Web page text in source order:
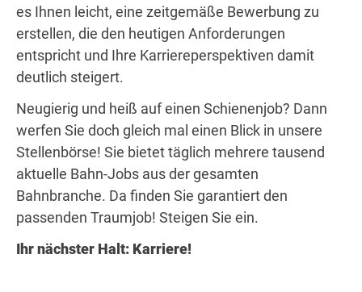
es Ihnen leicht, eine zeitgemäße Bewerbung zu
erstellen, die den heutigen Anforderungen
entspricht und Ihre Karriereperspektiven damit
deutlich steigert.
Neugierig und heiß auf einen Schienenjob? Dann
werfen Sie doch gleich mal einen Blick in unsere
Stellenbörse! Sie bietet täglich mehrere tausend
aktuelle Bahn-Jobs aus der gesamten
Bahnbranche. Da finden Sie garantiert den
passenden Traumjob! Steigen Sie ein.
Ihr nächster Halt: Karriere!